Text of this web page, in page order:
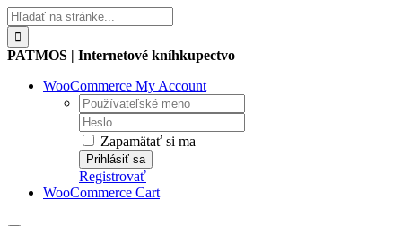
Skip
to
content
Hľadať:
PATMOS | Internetové kníhkupectvo
WooCommerce My Account
Username:
Password:
Zapamätať si ma
Registrovať
WooCommerce Cart